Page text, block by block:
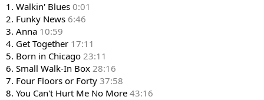
1. Walkin' Blues 0:01
2. Funky News 6:46
3. Anna 10:59
4. Get Together 17:11
5. Born in Chicago 23:11
6. Small Walk-In Box 28:16
7. Four Floors or Forty 37:58
8. You Can't Hurt Me No More 43:16